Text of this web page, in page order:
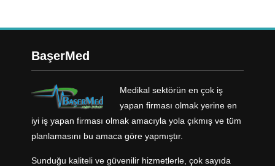
BaşerMed
Medikal sektörün en çok iş
yapan firması olmak yerine en
iyi iş yapan firması olmak amacıyla yola çıkmış ve tüm
planlamasını bu amaca göre yapmıştır.
Sunduğu kaliteli ve güvenilir hizmetlerle, çok sayıda